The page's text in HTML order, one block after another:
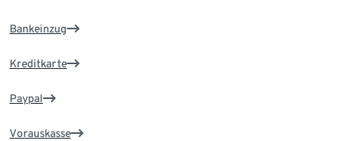
Bankeinzug
Kreditkarte
Paypal
Vorauskasse